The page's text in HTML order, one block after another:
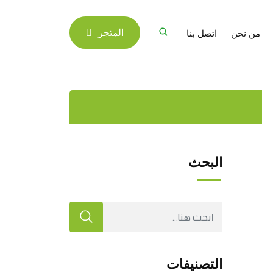
من نحن اتصل بنا المتجر
البحث
التصنيفات